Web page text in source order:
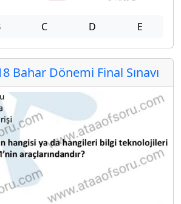
C D E
Bahar Dönemi Final Sınavı